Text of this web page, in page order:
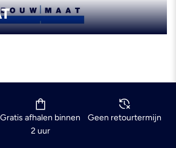
Gratis afhalen binnen
2 uur
Geen retourtermijn